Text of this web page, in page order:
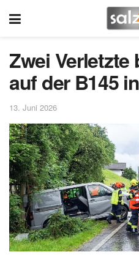
Zwei
auf der B145
13. Juni 2026